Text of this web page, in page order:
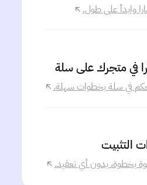
على طول.
متجرك على سلة
في سلة بخطوات سهلة.
بدون أي تعقيد.